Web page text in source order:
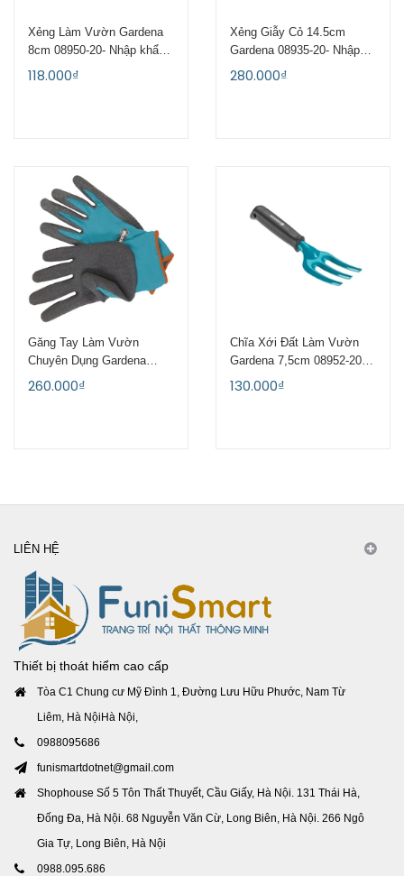
Xẻng Làm Vườn Gardena
8cm 08950-20- Nhập khẩu
CH Séc
118.000₫
Xẻng Giẫy Cỏ 14.5cm
Gardena 08935-20- Nhập
khẩu CH Séc
280.000₫
Găng Tay Làm Vườn
Chuyên Dụng Gardena
00206-20
260.000₫
Chĩa Xới Đất Làm Vườn
Gardena 7,5cm 08952-20 -
Nhập khẩu CH Séc
130.000₫
LIÊN HỆ
Thiết bị thoát hiểm cao cấp
Tòa C1 Chung cư Mỹ Đình 1, Đường Lưu Hữu Phước, Nam Từ
Liêm, Hà NộiHà Nội,
0988095686
funismartdotnet@gmail.com
Shophouse Số 5 Tôn Thất Thuyết, Cầu Giấy, Hà Nội. 131 Thái Hà,
Đống Đa, Hà Nội. 68 Nguyễn Văn Cừ, Long Biên, Hà Nội. 266 Ngô
Gia Tự, Long Biên, Hà Nội
0988.095.686